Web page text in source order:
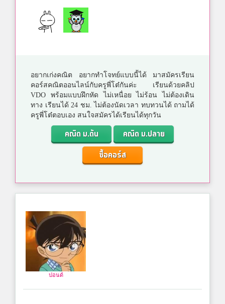
อยากเก่งคณิต อยากทำโจทย์แบบนี้ได้ มาสมัครเรียน
คอร์สคณิตออนไลน์กับครูพี่โต๋กันค่ะ เรียนด้วยคลิป
VDO พร้อมแบบฝึกหัด ไม่เหนื่อย ไม่ร้อน ไม่ต้องเดิน
ทาง เรียนได้ 24 ชม. ไม่ต้องนัดเวลา ทบทวนได้ ถามได้
ครูพี่โต๋ตอบเอง สนใจสมัครได้เรียนได้ทุกวัน
คณิต ม.ต้น
คณิต ม.ปลาย
ซื้อคอร์ส
ปอนด์